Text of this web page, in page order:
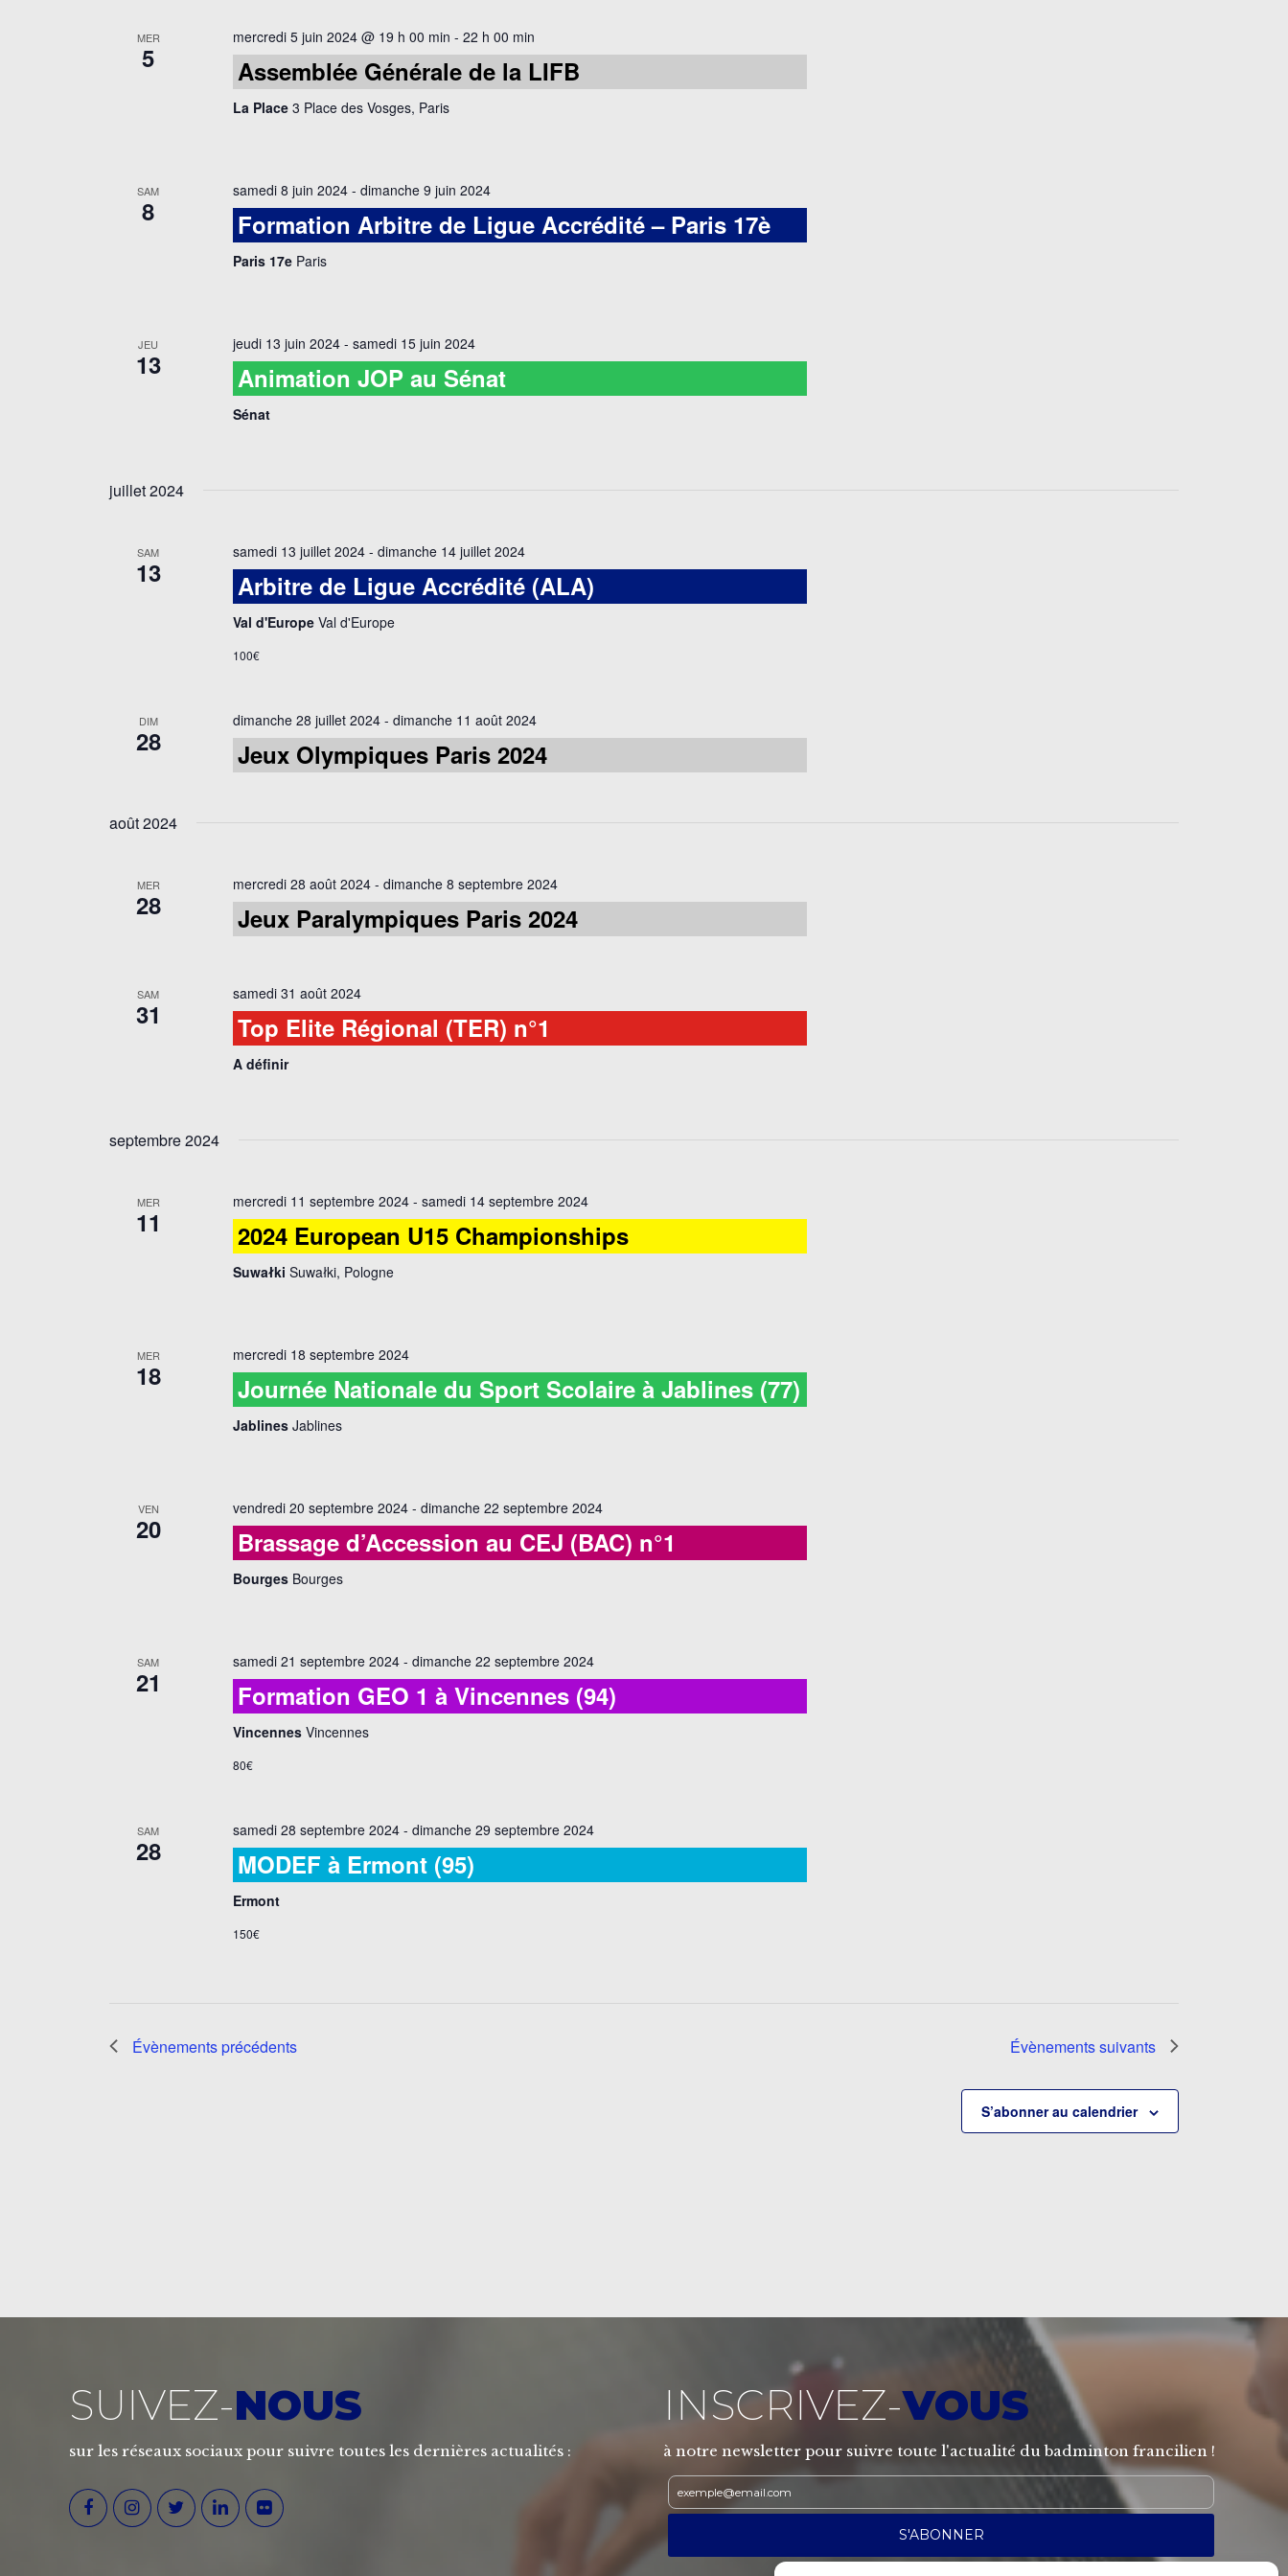
MER
5
mercredi 5 juin 2024 @ 19 h 00 min -22 h 00 min
Assemblée Générale de la LIFB
La Place3 Place des Vosges, Paris
SAM
8
samedi 8 juin 2024 -dimanche 9 juin 2024
Formation Arbitre de Ligue Accrédité – Paris 17è
Paris 17e Paris
JEU
13
jeudi 13 juin 2024 -samedi 15 juin 2024
Animation JOP au Sénat
Sénat
juillet 2024
SAM
13
samedi 13 juillet 2024 -dimanche 14 juillet 2024
Arbitre de Ligue Accrédité (ALA)
Val d'EuropeVal d'Europe
100€
DIM
28
dimanche 28 juillet 2024 -dimanche 11 août 2024
Jeux Olympiques Paris 2024
août 2024
MER
28
mercredi 28 août 2024 -dimanche 8 septembre 2024
Jeux Paralympiques Paris 2024
SAM
31
samedi 31 août 2024
Top Elite Régional (TER) n°1
A définir
septembre 2024
MER
11
mercredi 11 septembre 2024 -samedi 14 septembre 2024
2024 European U15 Championships
SuwałkiSuwałki, Pologne
MER
18
mercredi 18 septembre 2024
Journée Nationale du Sport Scolaire à Jablines (77)
JablinesJablines
VEN
20
vendredi 20 septembre 2024 -dimanche 22 septembre 2024
Brassage d’Accession au CEJ (BAC) n°1
Bourges Bourges
SAM
21
samedi 21 septembre 2024 -dimanche 22 septembre 2024
Formation GEO 1 à Vincennes (94)
VincennesVincennes
80€
SAM
28
samedi 28 septembre 2024 -dimanche 29 septembre 2024
MODEF à Ermont (95)
Ermont
150€
Évènementsprécédents Évènementssuivants
S’abonner au calendrier
SUIVEZ-NOUS
sur les réseaux sociaux pour suivre toutes les dernières actualités :
INSCRIVEZ-VOUS
à notre newsletter pour suivre toute l'actualité du badminton francilien !